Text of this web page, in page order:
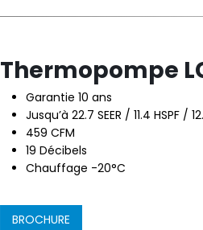
Thermopompe
Garantie 10 ans
Jusqu’à 22.7 SEER / 11.4 HSPF /
459 CFM
19 Décibels
Chauffage -20°C
BROCHURE